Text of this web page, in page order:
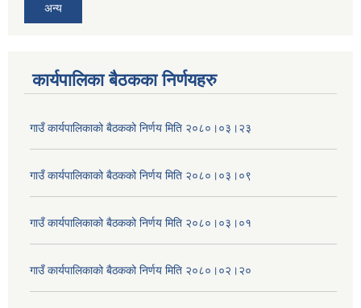
अन्य
कार्यपालिका बैठकका निर्णयहरु
गाउँ कार्यपालिकाको बैठकको निर्णय मिति २०८०।०३।२३
गाउँ कार्यपालिकाको बैठकको निर्णय मिति २०८०।०३।०९
गाउँ कार्यपालिकाको बैठकको निर्णय मिति २०८०।०३।०१
गाउँ कार्यपालिकाको बैठकको निर्णय मिति २०८०।०२।२०